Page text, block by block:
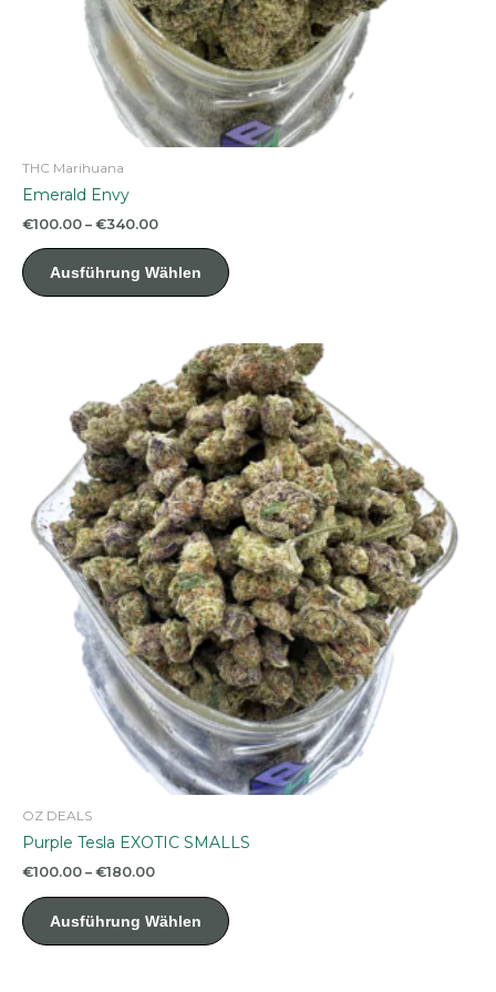
THC Marihuana
Emerald Envy
€100.00 – €340.00Preisspanne:
€340.00
Ausführung Wählen
Produkt
Varianten
auf.
Die
Optionen
können
auf
der
Produktseite
gewählt
werden
OZ DEALS
Purple Tesla EXOTIC SMALLS
€100.00 – €180.00Preisspanne:
€180.00
Ausführung Wählen
Produkt